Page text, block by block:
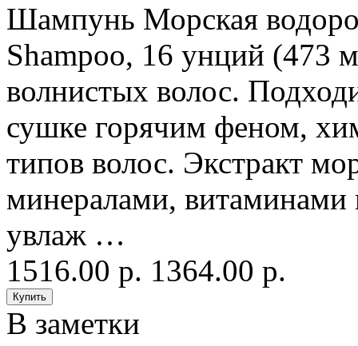
Шампунь Морская
Shampoo, 16 унций (473
волнистых волос.
сушке горячим феном,
типов волос. Экстракт
минералами,
увлаж …
1516.00 р. 1364.00 р.
В заметки